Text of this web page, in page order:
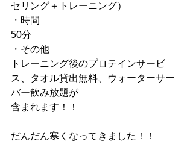
セリング＋トレーニング）
・時間
50分
・その他
トレーニング後のプロテインサービ
ス、タオル貸出無料、ウォーターサー
バー飲み放題が
含まれます！！
だんだん寒くなってきました！！